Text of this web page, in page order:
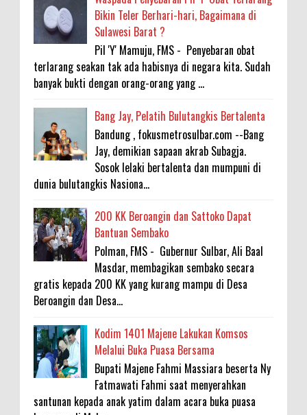
Bikin Teler Berhari-hari, Bagaimana di
Sulawesi Barat ?
Pil 'Y' Mamuju, FMS - Penyebaran obat
terlarang seakan tak ada habisnya di negara kita. Sudah
banyak bukti dengan orang-orang yang ...
Bang Jay, Pelatih Bulutangkis Bertalenta
Bandung , fokusmetrosulbar.com --Bang
Jay, demikian sapaan akrab Subagja.
Sosok lelaki bertalenta dan mumpuni di
dunia bulutangkis Nasiona...
200 KK Beroangin dan Sattoko Dapat
Bantuan Sembako
Polman, FMS - Gubernur Sulbar, Ali Baal
Masdar, membagikan sembako secara
gratis kepada 200 KK yang kurang mampu di Desa
Beroangin dan Desa...
Kodim 1401 Majene Lakukan Komsos
Melalui Buka Puasa Bersama
Bupati Majene Fahmi Massiara beserta Ny
Fatmawati Fahmi saat menyerahkan
santunan kepada anak yatim dalam acara buka puasa